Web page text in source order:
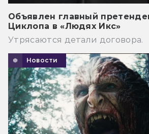
Объявлен главный
Циклопа в «Людях Икс»
Утрясаются детали договора.
Новости